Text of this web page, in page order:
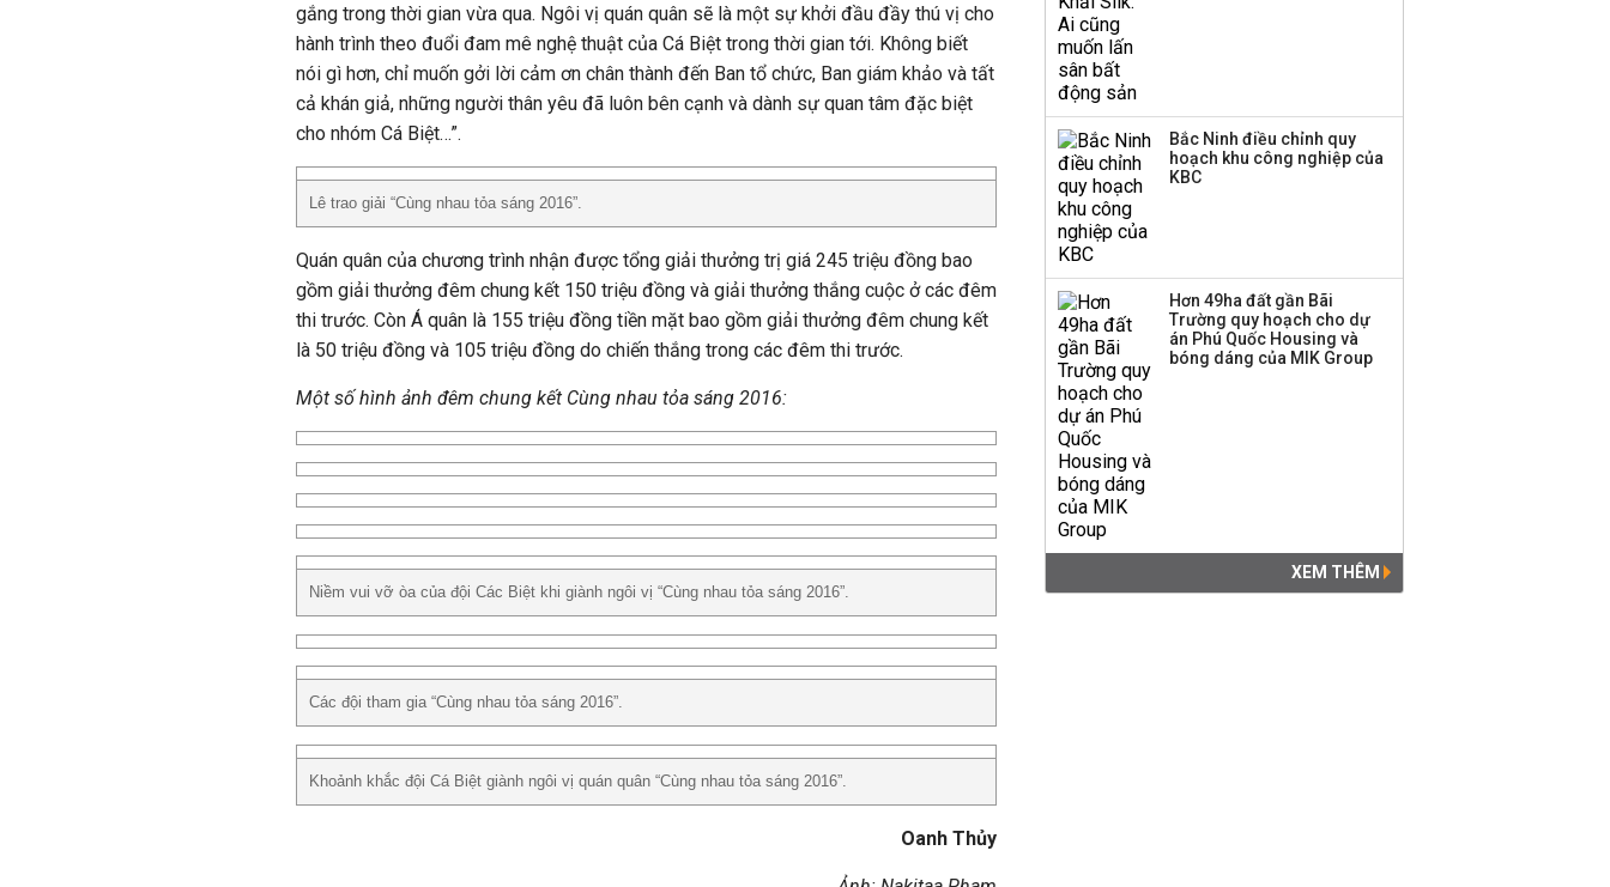
gắng trong thời gian vừa qua. Ngôi vị quán quân sẽ là một sự khởi đầu đầy thú vị cho
hành trình theo đuổi đam mê nghệ thuật của Cá Biệt trong thời gian tới. Không biết
nói gì hơn, chỉ muốn gởi lời cảm ơn chân thành đến Ban tổ chức, Ban giám khảo và tất
cả khán giả, những người thân yêu đã luôn bên cạnh và dành sự quan tâm đặc biệt
cho nhóm Cá Biệt…”.
Lê trao giải “Cùng nhau tỏa sáng 2016”.
Quán quân của chương trình nhận được tổng giải thưởng trị giá 245 triệu đồng bao
gồm giải thưởng đêm chung kết 150 triệu đồng và giải thưởng thắng cuộc ở các đêm
thi trước. Còn Á quân là 155 triệu đồng tiền mặt bao gồm giải thưởng đêm chung kết
là 50 triệu đồng và 105 triệu đồng do chiến thắng trong các đêm thi trước.
Một số hình ảnh đêm chung kết Cùng nhau tỏa sáng 2016:
Niềm vui vỡ òa của đội Các Biệt khi giành ngôi vị “Cùng nhau tỏa sáng 2016”.
Các đội tham gia “Cùng nhau tỏa sáng 2016”.
Khoảnh khắc đội Cá Biệt giành ngôi vị quán quân “Cùng nhau tỏa sáng 2016”.
Oanh Thủy
Bắc Ninh điều chỉnh quy
hoạch khu công nghiệp của
KBC
Hơn 49ha đất gần Bãi
Trường quy hoạch cho dự
án Phú Quốc Housing và
bóng dáng của MIK Group
XEM THÊM